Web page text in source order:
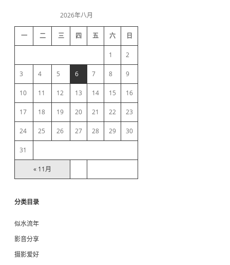
n
用
a
e
e
d
e
n
c
找
到
d
b
a
r
2026年八月
一 二 三 四 五 六 日
« 11月
1 2
3 4 5 6 7 8 9
10 11 12 13 14 15 16
17 18 19 20 21 22 23
24 25 26 27 28 29 30
31
分类目录
似水流年
影音分享
摄影爱好